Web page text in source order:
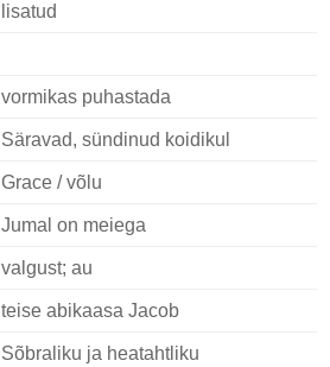
lisatud
vormikas puhastada
Säravad, sündinud koidikul
Grace / võlu
Jumal on meiega
valgust; au
teise abikaasa Jacob
Sõbraliku ja heatahtliku